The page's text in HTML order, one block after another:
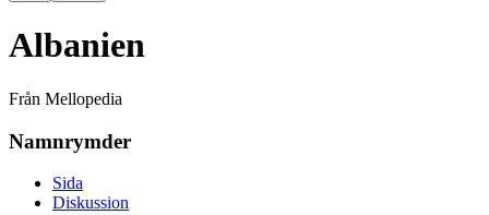
Albanien
Från Mellopedia
Namnrymder
Sida
Diskussion